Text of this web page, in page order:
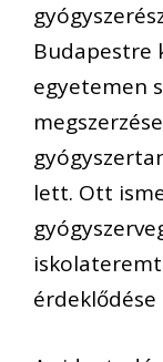
Budapestre
egyetemen
lett. Ott